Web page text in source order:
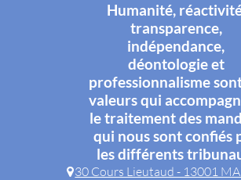
Humanité,
transparence,
indépendance,
déontologie et
professionnalisme
valeurs qui
le traitement des
qui nous sont confiés
les différents
30 Cours Lieutaud - 13001